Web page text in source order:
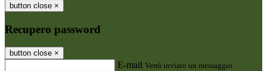
button close ×
Recupero password
button close ×
E-mail Verrà inviato un messaggio